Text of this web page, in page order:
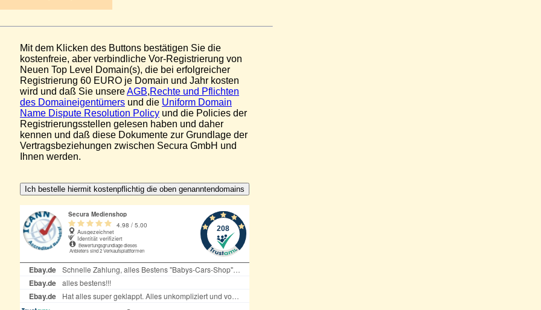
Mit dem Klicken des Buttons bestätigen Sie die
kostenfreie, aber verbindliche Vor-Registrierung von
Neuen Top Level Domain(s), die bei erfolgreicher
Registrierung 60 EURO je Domain und Jahr kosten
wird und daß Sie unsereAGB,Rechte und Pflichten
des Domaineigentümers und die Uniform Domain
Name Dispute Resolution Policy und die Policies der
Registrierungsstellen gelesen haben und daher
kennen und daß diese Dokumente zur Grundlage der
Vertragsbeziehungen zwischen Secura GmbH und
Ihnen werden.